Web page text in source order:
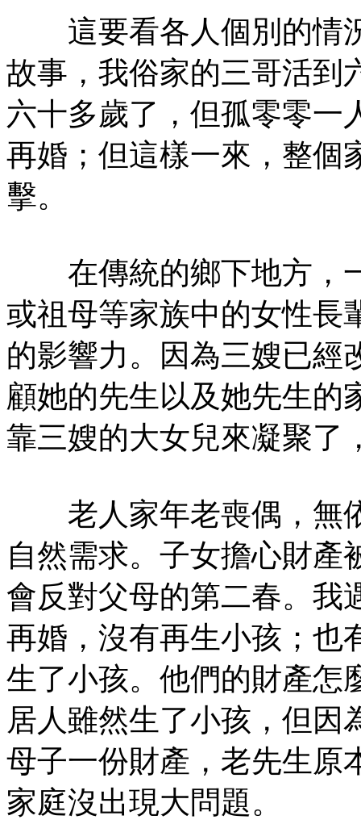
這要看各人個別的情
故事，我俗家的三哥活到
六十多歲了，但孤零零一
再婚；但這樣一來，整個
擊。
在傳統的鄉下地方，
或祖母等家族中的女性長
的影響力。因為三嫂已經
顧她的先生以及她先生的
靠三嫂的大女兒來凝聚了
老人家年老喪偶，無
自然需求。子女擔心財產
會反對父母的第二春。我
再婚，沒有再生小孩；也
生了小孩。他們的財產怎
居人雖然生了小孩，但因
母子一份財產，老先生原
家庭沒出現大問題。